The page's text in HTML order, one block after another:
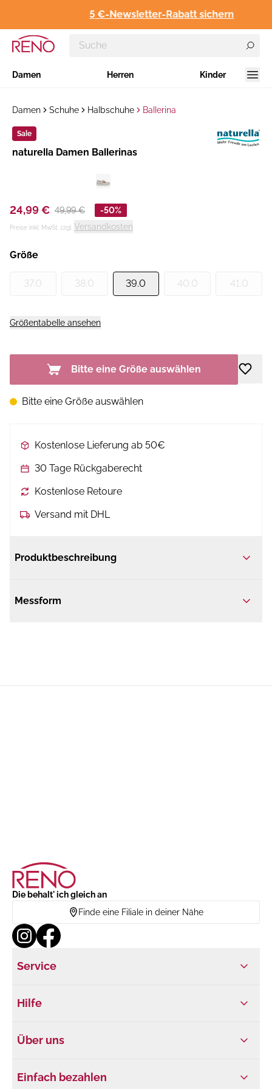
5 €-Newsletter-Rabatt sichern
Damen Herren Kinder
Damen Schuhe Halbschuhe Ballerina
Sale
Hersteller:
naturella Damen Ballerinas
24,99 € 49,99 € -50%
Preise inkl. MwSt. zzgl. Versandkosten
Größe
37.0 38.0 39.0 40.0 41.0
Größentabelle ansehen
Bitte eine Größe auswählen
Bitte eine Größe auswählen
Kostenlose Lieferung ab 50€
30 Tage Rückgaberecht
Kostenlose Retoure
Versand mit DHL
Produktbeschreibung
Messform
Die behalt' ich gleich an
Finde eine Filiale in deiner Nähe
Service
Hilfe
Über uns
Einfach bezahlen